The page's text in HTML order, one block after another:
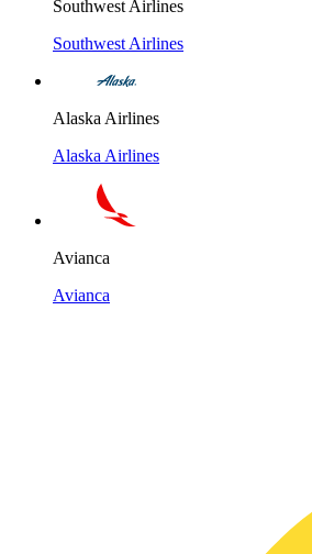
Southwest Airlines
Southwest Airlines
Alaska Airlines
Alaska Airlines
Avianca
Avianca